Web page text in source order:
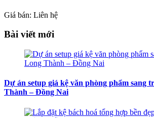
Giá bán: Liên hệ
Bài viết mới
Dự án setup giá kệ văn phòng phẩm sang
Thành – Đồng Nai